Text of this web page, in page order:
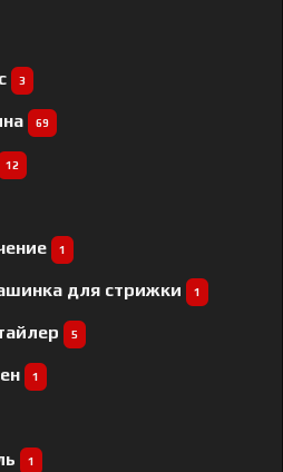
3
69
12
1
для стрижки 1
5
1
1